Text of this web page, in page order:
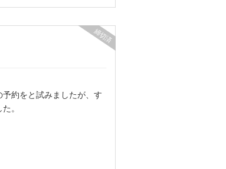
締切済
約をと試みましたが、す
。